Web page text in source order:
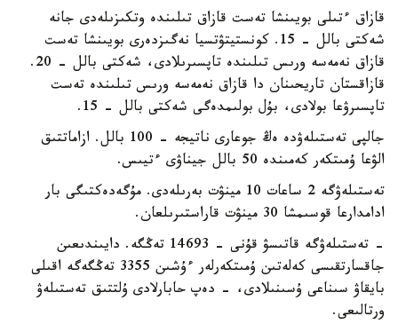
قازاق ءتىلى بويىنشا تەست قازاق تىلىندە وتكىزىلەدى جانە
شەكتى بالل - 15. كونستيتۋتسيا نەگىزدەرى بويىنشا تەست
قازاق نەمەسە ورىس تىلىندە تاپسىرىلادى، شەكتى بالل - 20.
قازاقستان تاريحىنان دا قازاق نەمەسە ورىس تىلىندە تەست
تاپسىرۋعا بولادى، بۇل بولىمدەگى شەكتى بالل - 15.
جالپى تەستىلەۋدە ەڭ جوعارى ناتيجە - 100 بالل. ازاماتتىق
الۋعا ۇمىتكەر كەمىندە 50 بالل جيناۋى ءتيىس.
تەستىلەۋگە 2 ساعات 10 مينۋت بەرىلەدى. مۇگەدەكتىگى بار
ادامدارعا قوسىمشا 30 مينۋت قاراستىرىلعان.
- تەستىلەۋگە قاتىسۋ قۇنى - 14693 تەڭگە. دايىندىعىن
جاقسارتقىسى كەلەتىن ۇمىتكەرلەر ءۇشىن 3355 تەڭگەگە اقىلى
بايقاۋ سىناعى ۇسىنىلادى، - دەپ حابارلادى ۇلتتىق تەستىلەۋ
ورتالىعى.